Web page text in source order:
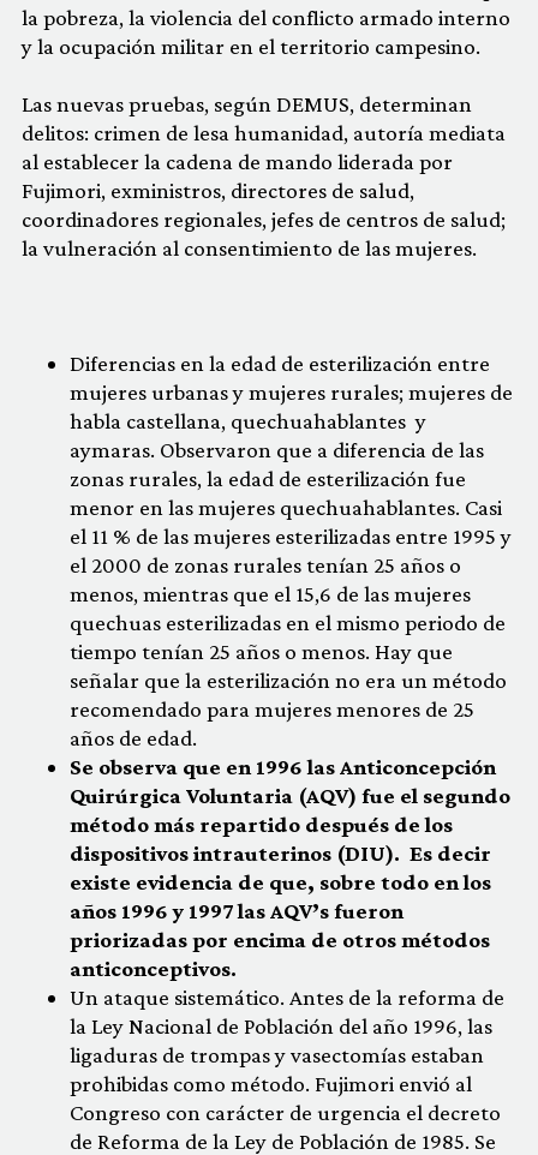
la pobreza, la violencia del conflicto armado interno
y la ocupación militar en el territorio campesino.
Las nuevas pruebas, según DEMUS, determinan
delitos: crimen de lesa humanidad, autoría mediata
al establecer la cadena de mando liderada por
Fujimori, exministros, directores de salud,
coordinadores regionales, jefes de centros de salud;
la vulneración al consentimiento de las mujeres.
Diferencias en la edad de esterilización entre
mujeres urbanas y mujeres rurales; mujeres de
habla castellana, quechuahablantes y
aymaras. Observaron que a diferencia de las
zonas rurales, la edad de esterilización fue
menor en las mujeres quechuahablantes. Casi
el 11 % de las mujeres esterilizadas entre 1995 y
el 2000 de zonas rurales tenían 25 años o
menos, mientras que el 15,6 de las mujeres
quechuas esterilizadas en el mismo periodo de
tiempo tenían 25 años o menos. Hay que
señalar que la esterilización no era un método
recomendado para mujeres menores de 25
años de edad.
Se observa que en 1996 las Anticoncepción
Quirúrgica Voluntaria (AQV) fue el segundo
método más repartido después de los
dispositivos intrauterinos (DIU). Es decir
existe evidencia de que, sobre todo en los
años 1996 y 1997 las AQV’s fueron
priorizadas por encima de otros métodos
anticonceptivos.
Un ataque sistemático. Antes de la reforma de
la Ley Nacional de Población del año 1996, las
ligaduras de trompas y vasectomías estaban
prohibidas como método. Fujimori envió al
Congreso con carácter de urgencia el decreto
de Reforma de la Ley de Población de 1985. Se